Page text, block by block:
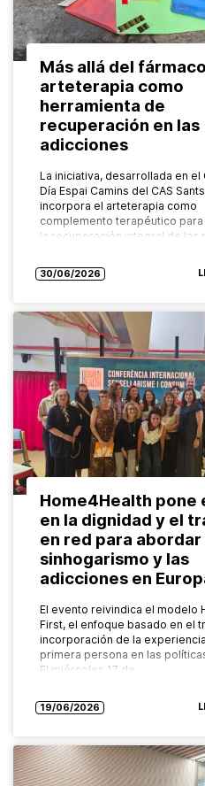
Más allá del
arteterapia como
herramienta de
recuperación en las
adicciones
La iniciativa, desarrollada en el
Día Espai Camins del CAS
incorpora el arteterapia como
complemento terapéutico
la recuperación integral de las
30/06/2026
Home4Health pone
en la dignidad y el
en red para abordar
sinhogarismo y las
adicciones en
El evento reivindica el modelo
First, el enfoque basado en el
incorporación de la
primera persona en las
El miércoles 17 de…
19/06/2026